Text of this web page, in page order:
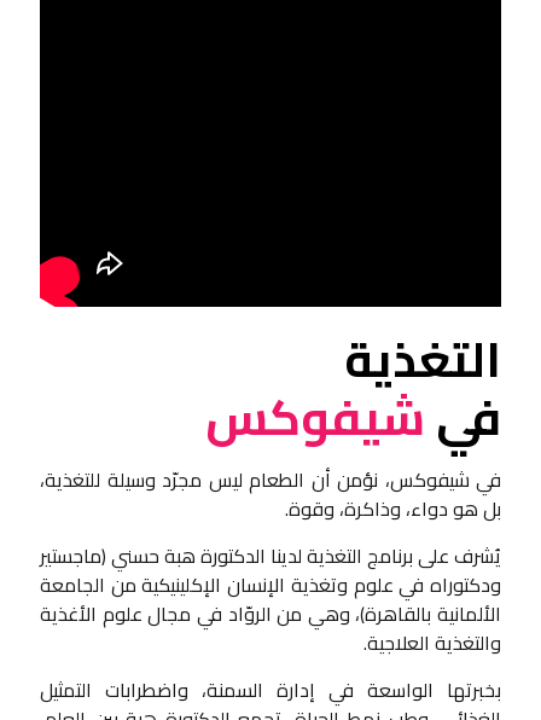
التغذية
فيشيفوكس
في شيفوكس، نؤمن أن الطعام ليس مجرّد وسيلة للتغذية،
بل هو دواء، وذاكرة، وقوة.
يُشرف على برنامج التغذية لدينا الدكتورة هبة حسني (ماجستير
ودكتوراه في علوم وتغذية الإنسان الإكلينيكية من الجامعة
الألمانية بالقاهرة)، وهي من الروّاد في مجال علوم الأغذية
والتغذية العلاجية.
بخبرتها الواسعة في إدارة السمنة، واضطرابات التمثيل